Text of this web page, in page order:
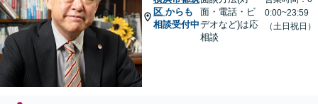
区 からも
相談受付中
面・電話・ビ
デオなど)は応
相談
0:00~23:59
（土日祝日）